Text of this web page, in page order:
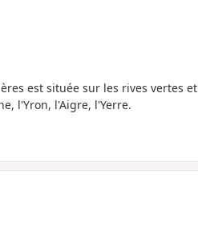
est située sur les rives vertes et
l'Yron, l'Aigre, l'Yerre.